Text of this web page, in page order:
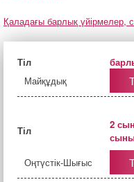
Қаладағы барлық үйірмелер,
Тіл
Майқұдық
Тіл
2
Оңтүстік-Шығыс